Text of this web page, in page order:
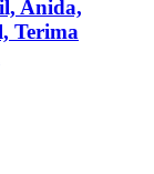
Anida,
Terima